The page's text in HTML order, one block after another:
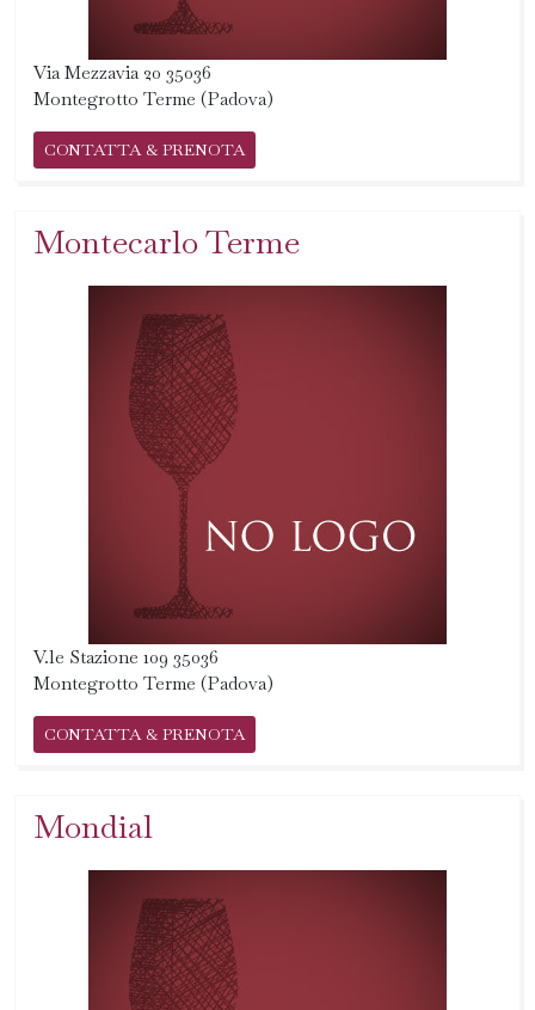
Via Mezzavia 20 35036
Montegrotto Terme (Padova)
CONTATTA & PRENOTA
Montecarlo Terme
V.le Stazione 109 35036
Montegrotto Terme (Padova)
CONTATTA & PRENOTA
Mondial